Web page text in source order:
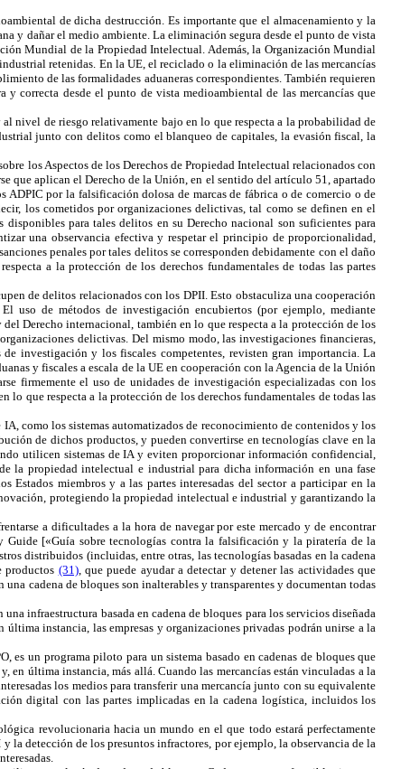
de dicha destrucción. Es importante que el almacenamiento y la
y dañar el medio ambiente. La eliminación segura desde el punto de vista
Mundial de la Propiedad Intelectual. Además, la Organización Mundial
retenidas. En la UE, el reciclado o la eliminación de las mercancías
de las formalidades aduaneras correspondientes. También requieren
correcta desde el punto de vista medioambiental de las mercancías que
nivel de riesgo relativamente bajo en lo que respecta a la probabilidad de
junto con delitos como el blanqueo de capitales, la evasión fiscal, la
los Aspectos de los Derechos de Propiedad Intelectual relacionados con
que aplican el Derecho de la Unión, en el sentido del artículo 51, apartado
ADPIC por la falsificación dolosa de marcas de fábrica o de comercio o de
los cometidos por organizaciones delictivas, tal como se definen en el
para tales delitos en su Derecho nacional son suficientes para
una observancia efectiva y respetar el principio de proporcionalidad,
penales por tales delitos se corresponden debidamente con el daño
a la protección de los derechos fundamentales de todas las partes
de delitos relacionados con los DPII. Esto obstaculiza una cooperación
uso de métodos de investigación encubiertos (por ejemplo, mediante
Derecho internacional, también en lo que respecta a la protección de los
delictivas. Del mismo modo, las investigaciones financieras,
investigación y los fiscales competentes, revisten gran importancia. La
y fiscales a escala de la UE en cooperación con la Agencia de la Unión
firmemente el uso de unidades de investigación especializadas con los
que respecta a la protección de los derechos fundamentales de todas las
como los sistemas automatizados de reconocimiento de contenidos y los
de dichos productos, y pueden convertirse en tecnologías clave en la
utilicen sistemas de IA y eviten proporcionar información confidencial,
la propiedad intelectual e industrial para dicha información en una fase
Estados miembros y a las partes interesadas del sector a participar en la
protegiendo la propiedad intelectual e industrial y garantizando la
a dificultades a la hora de navegar por este mercado y de encontrar
Guide [«Guía sobre tecnologías contra la falsificación y la piratería de la
distribuidos (incluidas, entre otras, las tecnologías basadas en la cadena
productos (31), que puede ayudar a detectar y detener las actividades que
cadena de bloques son inalterables y transparentes y documentan todas
infraestructura basada en cadena de bloques para los servicios diseñada
instancia, las empresas y organizaciones privadas podrán unirse a la
un programa piloto para un sistema basado en cadenas de bloques que
en última instancia, más allá. Cuando las mercancías están vinculadas a la
los medios para transferir una mercancía junto con su equivalente
digital con las partes implicadas en la cadena logística, incluidos los
revolucionaria hacia un mundo en el que todo estará perfectamente
la detección de los presuntos infractores, por ejemplo, la observancia de la